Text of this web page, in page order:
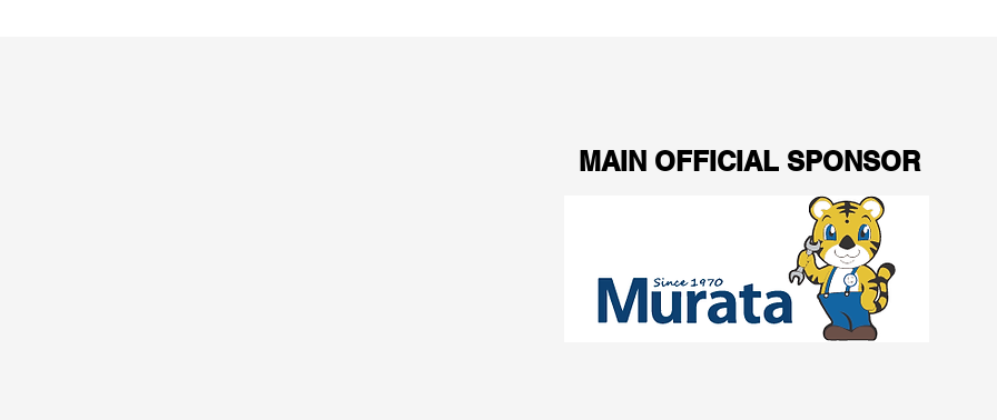
MAIN OFFICIAL SPONSOR